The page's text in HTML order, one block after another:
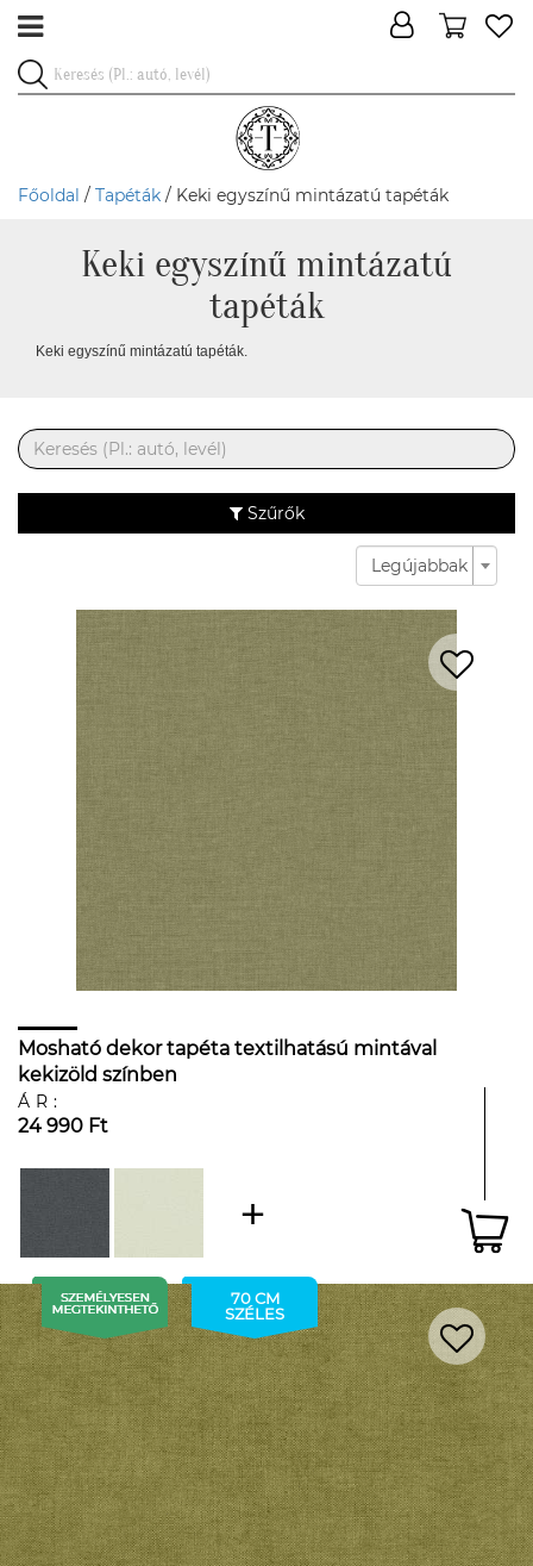
Főoldal / Tapéták / Keki egyszínű mintázatú tapéták
Keki egyszínű mintázatú
tapéták
Keki egyszínű mintázatú tapéták.
Szűrők
Legújabbak
Mosható dekor tapéta textilhatású mintával
kekizöld színben
ÁR:
24 990 Ft
70 CM
SZÉLES